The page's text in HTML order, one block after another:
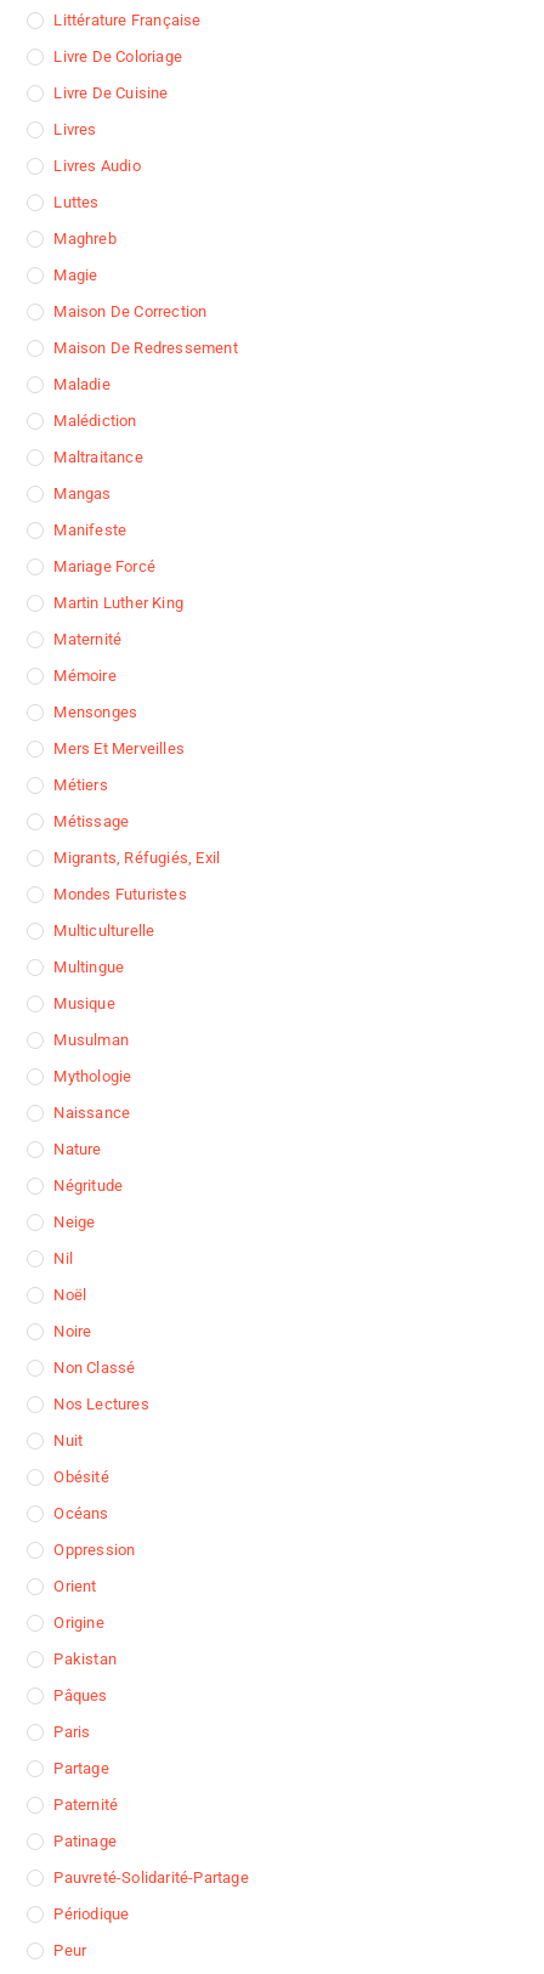
Littérature Française
Livre De Coloriage
Livre De Cuisine
Livres
Livres Audio
Luttes
Maghreb
Magie
Maison De Correction
Maison De Redressement
Maladie
Malédiction
Maltraitance
Mangas
Manifeste
Mariage Forcé
Martin Luther King
Maternité
Mémoire
Mensonges
Mers Et Merveilles
Métiers
Métissage
Migrants, Réfugiés, Exil
Mondes Futuristes
Multiculturelle
Multingue
Musique
Musulman
Mythologie
Naissance
Nature
Négritude
Neige
Nil
Noël
Noire
Non Classé
Nos Lectures
Nuit
Obésité
Océans
Oppression
Orient
Origine
Pakistan
Pâques
Paris
Partage
Paternité
Patinage
Pauvreté-Solidarité-Partage
Périodique
Peur